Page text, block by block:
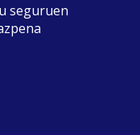
seguruen